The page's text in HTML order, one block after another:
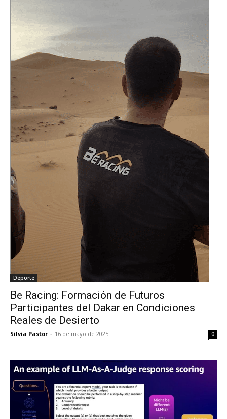
Deporte
Be Racing: Formación de Futuros
Participantes del Dakar en Condiciones
Reales de Desierto
Silvia Pastor - 16 de mayo de 2025 0